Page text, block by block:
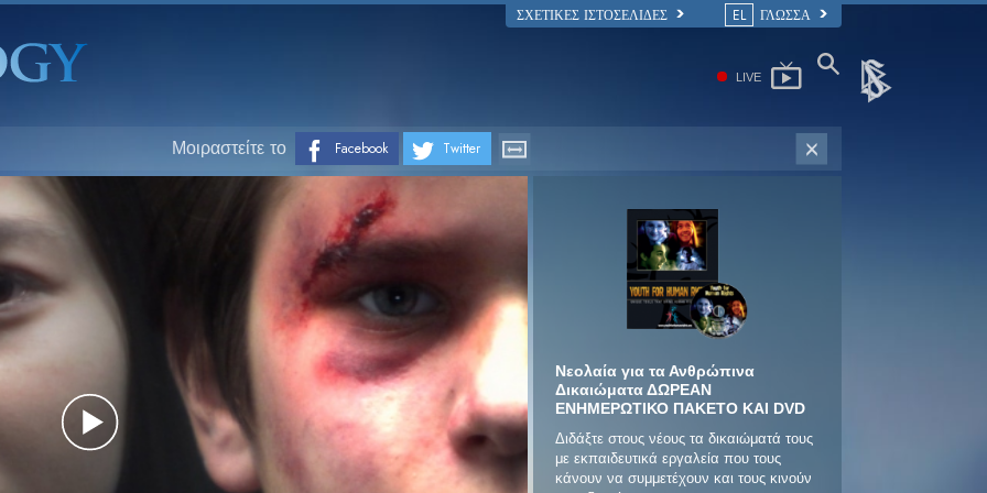
ΣΧΕΤΙΚΈΣ ΙΣΤΟΣΕΛΊΔΕΣ EL ΓΛΩΣΣΑ
LIVE
Μοιραστείτε το Facebook Twitter
Play
Νεολαία για τα Ανθρώπινα
Δικαιώματα ΔΩΡΕΑΝ
ΕΝΗΜΕΡΩΤΙΚΟ ΠΑΚΕΤΟ ΚΑΙ DVD
Διδάξτε στους νέους τα δικαιώματά τους
με εκπαιδευτικά εργαλεία που τους
κάνουν να συμμετέχουν και τους κινούν